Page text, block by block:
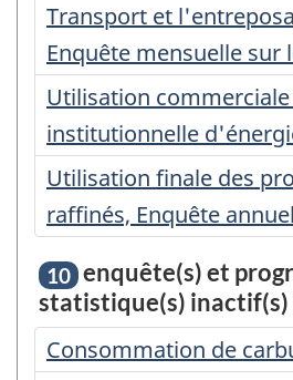
Transport et
Enquête mensuelle sur
Utilisation
institutionnelle
Utilisation finale des
raffinés, Enquête
10 enquête(s) et
statistique(s) inactif(s)
Consommation de